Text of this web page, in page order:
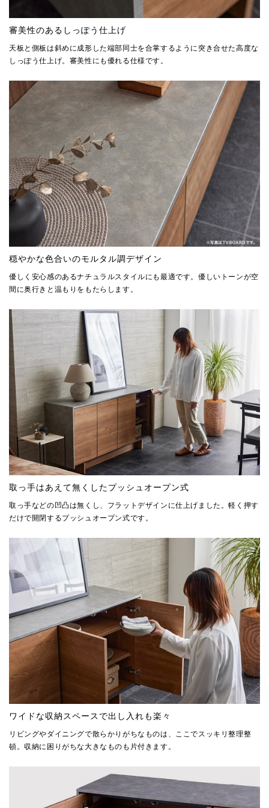
審美性のあるしっぽう仕上げ
天板と側板は斜めに成形した端部同士を合掌するように突き合せた高度な
しっぽう仕上げ。審美性にも優れる仕様です。
穏やかな色合いのモルタル調デザイン
優しく安心感のあるナチュラルスタイルにも最適です。優しいトーンが空
間に奥行きと温もりをもたらします。
取っ手はあえて無くしたプッシュオープン式
取っ手などの凹凸は無くし、フラットデザインに仕上げました。軽く押す
だけで開閉するプッシュオープン式です。
ワイドな収納スペースで出し入れも楽々
リビングやダイニングで散らかりがちなものは、ここでスッキリ整理整
頓。収納に困りがちな大きなものも片付きます。